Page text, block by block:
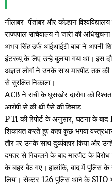
नीलांबर-पीतांबर और कोल्हान
राज्यपाल सचिवालय ने जारी की अधिसूचना
अभय सिंह उर्फ आईआईटी बाबा ने अपनी
इंटरव्यू के लिए उन्हे बुलाया गया था।
अज्ञात लोगों ने उनके साथ मारपीट तक
से सुरक्षित निकाला।
ACB ने रांची के घूसखोर दारोगा को
आरोपी से की थी पैसे की डिमांड
PTI की रिपोर्ट के अनुसार, घटना के बाद
शिकायत करते हुए कहा कुछ भगवा
तौर पर उनके साथ दुर्व्यवहार किया और
दफ्तर से निकलने के बाद मारपीट के
के बाहर बैठ गए। हालांकि, बाद में पुलिस
लिया। सेक्टर 126 पुलिस थाने के SHO